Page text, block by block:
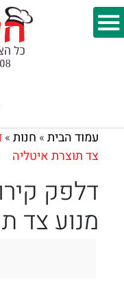
עמוד הבית » חנות »
צד תוצרת איטליה
דלפק
מנוע צד